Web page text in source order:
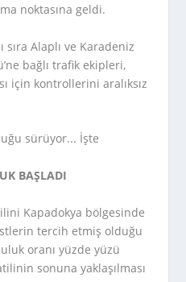
noktasına geldi.
Alaplı ve Karadeniz
bağlı trafik ekipleri,
için kontrollerini aralıksız
BAŞLADI
Kapadokya bölgesinde
tercih etmiş olduğu
oranı yüzde yüzü
sonuna yaklaşılması